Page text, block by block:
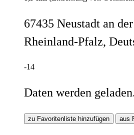
67435 Neustadt an
Rheinland-Pfalz,
-14
Daten werden
zu Favoritenliste hinzufügen aus